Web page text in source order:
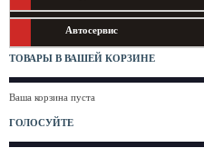
Автосервис
ТОВАРЫ В ВАШЕЙ КОРЗИНЕ
Ваша корзина пуста
ГОЛОСУЙТЕ